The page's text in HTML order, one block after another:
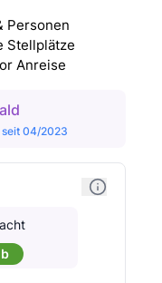
Personen
Stellplätze
Anreise
04/2023